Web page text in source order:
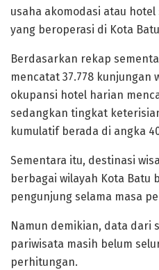
usaha akomodasi atau
yang beroperasi di Kota
Berdasarkan rekap
mencatat 37.778 kunjungan
okupansi hotel harian
sedangkan tingkat
kumulatif berada di angka
Sementara itu, destinasi
berbagai wilayah Kota Batu
pengunjung selama masa
Namun demikian, data dari
pariwisata masih belum
perhitungan.